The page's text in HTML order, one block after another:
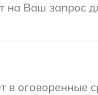
на Ваш запрос
в оговоренные